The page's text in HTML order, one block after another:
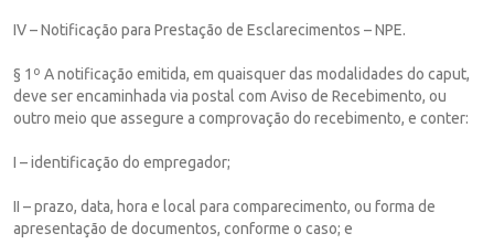
IV – Notificação para Prestação de Esclarecimentos – NPE.
§ 1º A notificação emitida, em quaisquer das modalidades do caput,
deve ser encaminhada via postal com Aviso de Recebimento, ou
outro meio que assegure a comprovação do recebimento, e conter:
I – identificação do empregador;
II – prazo, data, hora e local para comparecimento, ou forma de
apresentação de documentos, conforme o caso; e